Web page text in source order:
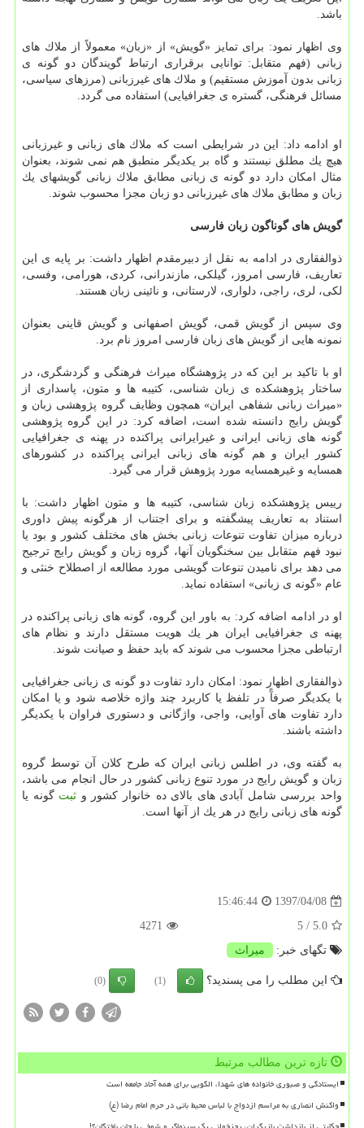
باشد.
وی اظهار نمود: برای تمایز «گویش» از «زبان» معمولاً از ملاك های
زبانی (فهم متقابل: توانایی برقراری ارتباط گویندگان دو گونه ی
زبانی بدون آموزش مستقیم) و ملاك های غیرزبانی (مرزهای سیاسی،
مسائل فرهنگی، گستره ی جغرافیایی) استفاده می گردد.
او ادامه داد: این در شرایطی است كه ملاك های زبانی و غیرزبانی
هیچ یك مطلق نیستند و گاه بر یكدیگر منطبق هم نمی شوند، بعنوان
مثال امكان دارد دو گونه ی زبانی مطابق ملاك زبانی گویشهای یك
زبان و مطابق ملاك های غیرزبانی دو زبان مجزا محسوب شوند.
گویش های گوناگون زبان فارسی
ذوالفقاری در ادامه به نقل از دبیرمقدم اظهار داشت: بر پایه ی این
تعاریف، فارسی امروز، گیلكی، مازندرانی، كردی، هورامی، وفسی،
لكی، لری، راجی، دلواری، لارستانی، و نائینی زبان هستند.
وی سپس از گویش قمی، گویش اصفهانی و گویش قاینی بعنوان
نمونه هایی از گویش های زبان فارسی امروز نام برد.
او با تاكید بر این كه در پژوهشگاه میراث فرهنگی و گردشگری، در
ساختار پژوهشكده ی زبان شناسی، كتیبه ها و متون، پاسداری از
«میراث زبانی شفاهی ایران» همچون وظایف گروه پژوهشی زبان و
گویش رایج دانسته شده است، اضافه كرد: در این گروه پژوهشی
گونه های زبانی ایرانی و غیرایرانی پراكنده در پهنه ی جغرافیایی
كشور ایران و هم گونه های زبانی ایرانی پراكنده در كشورهای
همسایه و غیرهمسایه مورد پژوهش قرار می گیرد.
رییس پژوهشكده زبان شناسی، كتیبه ها و متون اظهار داشت: با
استناد به تعاریف پیشگفته و برای اجتناب از هرگونه پیش داوری
درباره میزان تفاوت تنوعات زبانی بخش های مختلف كشور و بود یا
نبود فهم متقابل بین سخنگویان آنها، گروه زبان و گویش رایج ترجیح
می دهد برای نامیدن تنوعات گویشی مورد مطالعه از اصطلاح خنثی و
عام «گونه ی زبانی» استفاده نماید.
او در ادامه اضافه كرد: به باور این گروه، گونه های زبانی پراكنده در
پهنه ی جغرافیایی ایران هر یك هویت مستقل دارند و نظام های
ارتباطی مجزا محسوب می شوند كه باید حفظ و صیانت شوند.
ذوالفقاری اظهار نمود: امكان دارد تفاوت دو گونه ی زبانی جغرافیایی
با یكدیگر صرفآً در تلفظ یا كاربرد چند واژه خلاصه شود و یا امكان
دارد تفاوت های آوایی، واجی، واژگانی و دستوری فراوان با یكدیگر
داشته باشند.
به گفته وی، در اطلس زبانی ایران كه طرح كلان آن توسط گروه
زبان و گویش رایج در مورد تنوع زبانی كشور در حال انجام می باشد،
واحد بررسی شامل آبادی های بالای ده خانوار كشور و ثبت گونه یا
گونه های زبانی رایج در هر یك از آنها است.
1397/04/08
15:46:44
5.0
/ 5
4271
تگهای خبر:
میراث
این مطلب را می پسندید؟ (1)
(0)
تازه ترین مطالب مرتبط
ایستادگی و صبوری خانواده های شهدا، الگویی برای همه آحاد جامعه است
واکنش انصاری به مراسم ازدواج با لباس محیط بانی در حرم امام رضا (ع)